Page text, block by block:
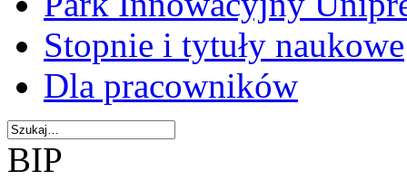
Stopnie i tytuły naukowe
Dla pracowników
BIP